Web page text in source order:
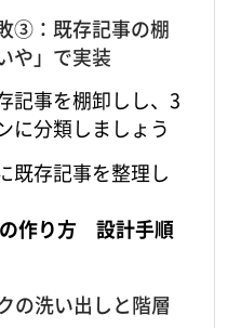
③：既存記事の棚
や」で実装
記事を棚卸しし、3
に分類しましょう
既存記事を整理し
作り方 設計手順
の洗い出しと階層